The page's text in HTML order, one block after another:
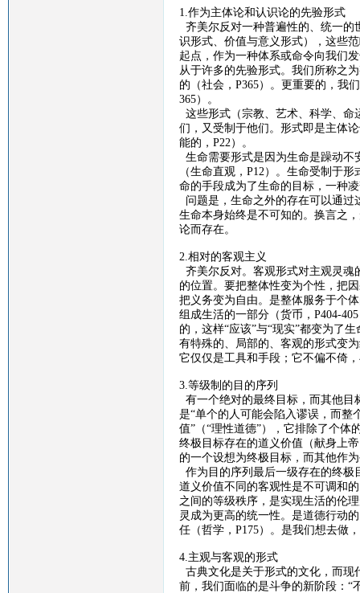
1.作为主体论和认识论的先验形式
齐美尔反对一种普遍性的、统一的
识形式、价值与意义形式），这些
起点，作为一种体系或命令向我们
从于许多的先验形式。我们所称之
的（社会， P365）。更重要的，我
365）。
这些形式（宗教、艺术、科学、命
们，又受制于他们。形式即是主体
能的， P22 ）。
生命需要形式是因为生命是躁动不
（生命直观， P12 ）。生命受制于形
命的手段成为了生命的目标，一种
问题是，生命之外的存在可以通过
生命本身始终是不可知的。换言之
论而存在。
2.相对的客观主义
齐美尔反对。客观形式对主观灵魂
的位置。要把整体性变为个性，把
把义务变为自由。是整体服务于个
组成生活的一部分（货币， P404-405
的，这样“应该”与“现实”都变为了
有特殊的、局部的、客观的形式变
它仅仅是工具和手段；它不偏不倚
3.等级制的目的序列
有一个绝对的最终目标，而其他目
是“单个的人可能会陷入谬误，而整
值”（“理性道德”），它排除了个体
终极目标存在的道义价值（献身上
的一个设想为终极目标，而其他作
作为目的序列最后一级存在的终极
道义价值不同的客观性是不可调和
之间的等级秩序，是实现生活的伦
灵成为更高的统一性。是道德行动
任（哲学， P175）。是我们想去做
4.主观与客观的形式
古典文化是关于形式的文化，而现
前，我们面临的是斗争的新阶段： “